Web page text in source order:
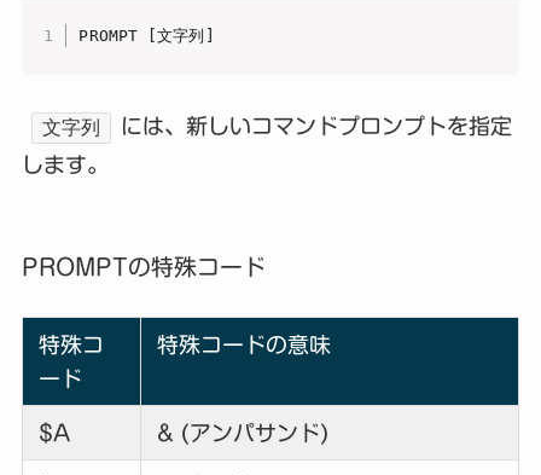
PROMPT [文字列]
文字列
には、新しいコマンドプロンプトを指定
します。
PROMPTの特殊コード
特殊コ
ード
特殊コードの意味
$A & (アンパサンド)